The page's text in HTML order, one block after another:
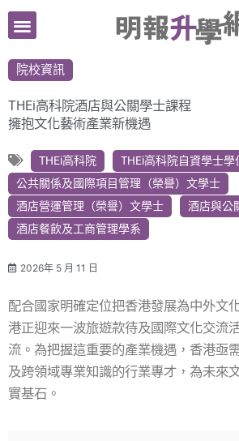
跳
要
內
容
院校資訊
THEi高科院酒店與公關學士課程
擁抱文化藝術產業新機遇
THEi高科院
THEi高科院自資學士學
公共關係及國際項目管理（榮譽）文學士
酒店營運管理（榮譽）文學士
酒店與公
酒店餐飲及工商管理學系
2026年 5 月 11 日
配合國家明確定位把香港發展為中外文
港正迎來一波旅遊款待及國際文化交流
流。為把握這重要的產業機遇，香港亟
及跨領域專業知識的行業專才，為未來
實基石。